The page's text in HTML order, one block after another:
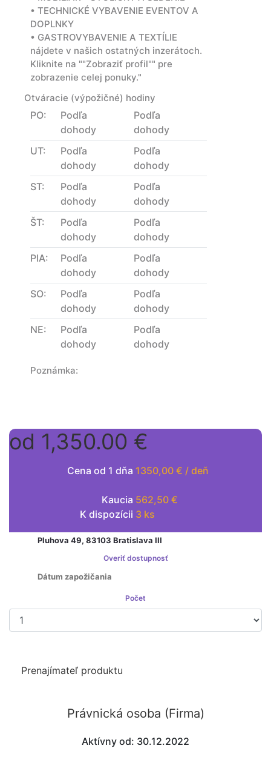
• TECHNICKÉ VYBAVENIE EVENTOV A
DOPLNKY
• GASTROVYBAVENIE A TEXTÍLIE
nájdete v našich ostatných inzerátoch.
Kliknite na ""Zobraziť profil"" pre
zobrazenie celej ponuky."
Otváracie (výpožičné) hodiny
PO:
Podľa
dohody
Podľa
dohody
UT:
Podľa
dohody
Podľa
dohody
ST:
Podľa
dohody
Podľa
dohody
ŠT:
Podľa
dohody
Podľa
dohody
PIA:
Podľa
dohody
Podľa
dohody
SO:
Podľa
dohody
Podľa
dohody
NE:
Podľa
dohody
Podľa
dohody
Poznámka:
od 1,350.00 €
Cena od 1 dňa 1350,00 € / deň
Kaucia 562,50 €
K dispozícii 3 ks
Prenajímateľ je platcom DPH
Overiť dostupnosť
Počet
Prenajímateľ produktu
Právnická osoba (Firma)
Aktívny od: 30.12.2022